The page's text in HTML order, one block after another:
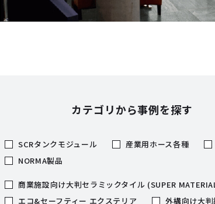
カテゴリから事例を探す
SCRタンクモジュール 産業用ホース各種
NORMA製品
商業施設向け大判セラミックタイル (SUPER
エコ&セーフティー エクステリア
外構向け大